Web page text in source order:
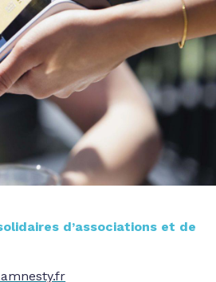
d’associations et de